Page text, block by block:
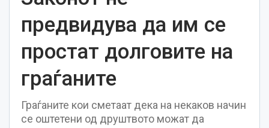
предвидува да им се
простат долговите на
граѓаните
Граѓаните кои сметаат дека на некаков начин
се оштетени од друштвото можат да